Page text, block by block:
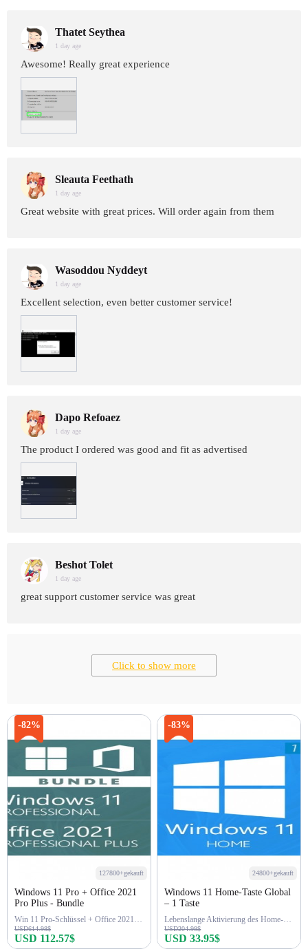
Thatet Seythea
1 day age
Awesome! Really great experience
Sleauta Feethath
1 day age
Great website with great prices. Will order again from them
Wasoddou Nyddeyt
1 day age
Excellent selection, even better customer service!
Dapo Refoaez
1 day age
The product I ordered was good and fit as advertised
Beshot Tolet
1 day age
great support customer service was great
Click to show more
-82%
127800+gekauft
Windows 11 Pro + Office 2021
Pro Plus - Bundle
Win 11 Pro-Schlüssel + Office 2021 Pro-Schlüssel
USD614.98$
USD 112.57$
-83%
24800+gekauft
Windows 11 Home-Taste Global
– 1 Taste
Lebenslange Aktivierung des Home-Schlüssels von Win 11
USD204.99$
USD 33.95$